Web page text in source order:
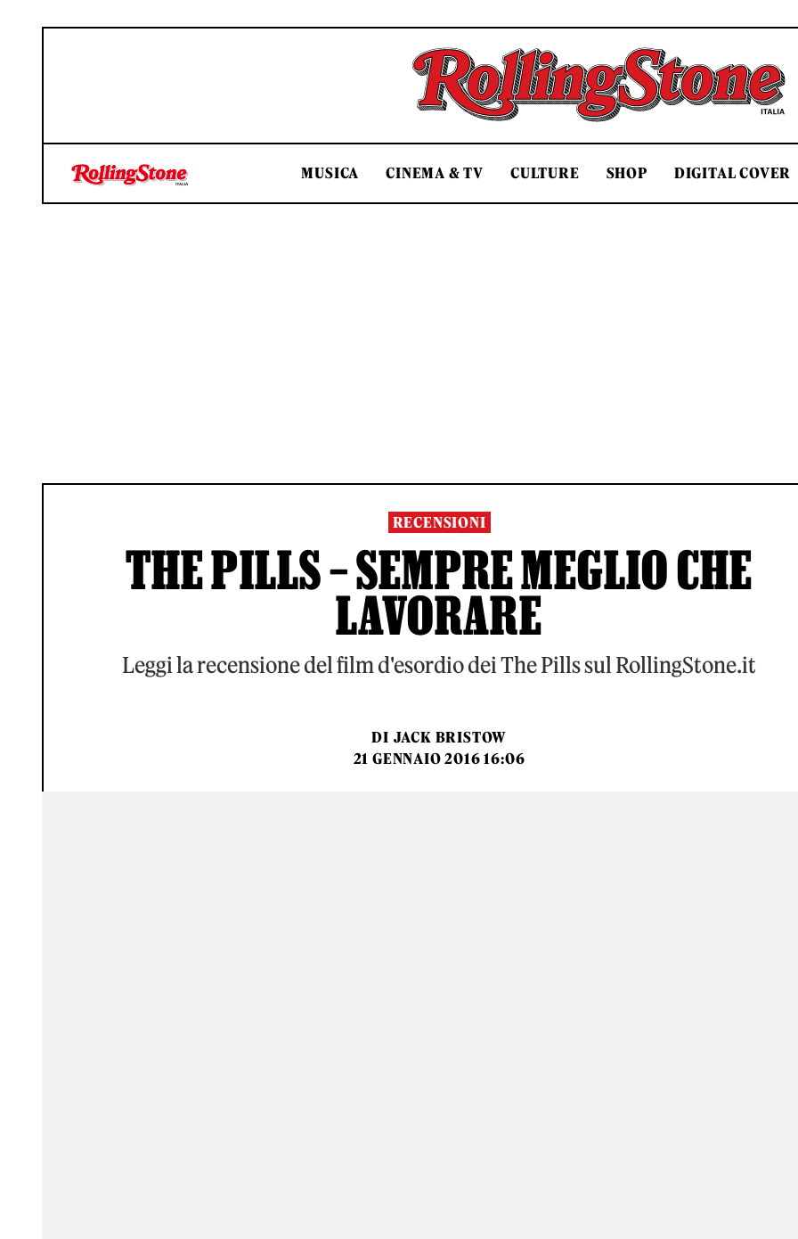
Rolling Stone Italia
MUSICA CINEMA & TV CULTURE SHOP DIGITAL COVER
RECENSIONI
THE PILLS – SEMPRE MEGLIO CHE
LAVORARE
Leggi la recensione del film d'esordio dei The Pills sul RollingStone.it
DI JACK BRISTOW
21 GENNAIO 2016 16:06